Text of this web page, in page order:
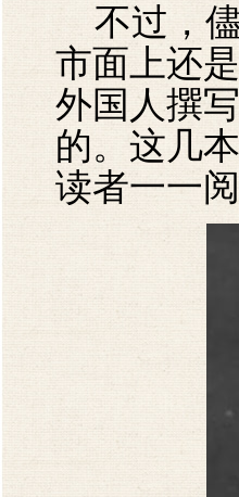
不过，儘
市面上还
外国人撰
的。这几
读者一一阅